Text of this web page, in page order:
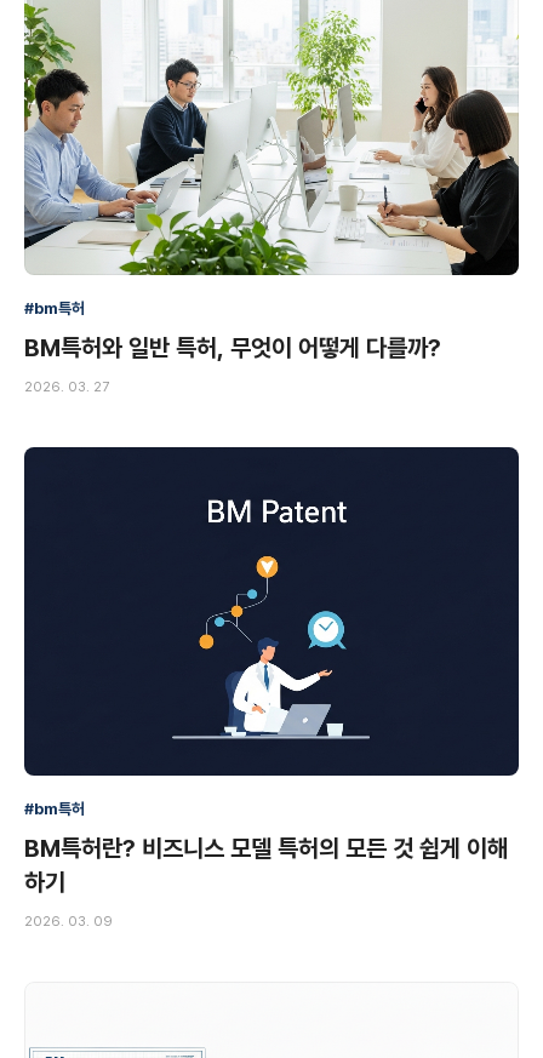
#bm특허
BM특허와 일반 특허, 무엇이 어떻게 다를까?
2026. 03. 27
#bm특허
BM특허란? 비즈니스 모델 특허의 모든 것 쉽게 이해
하기
2026. 03. 09